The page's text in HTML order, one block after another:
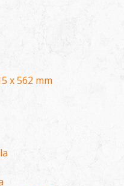
x 562 mm